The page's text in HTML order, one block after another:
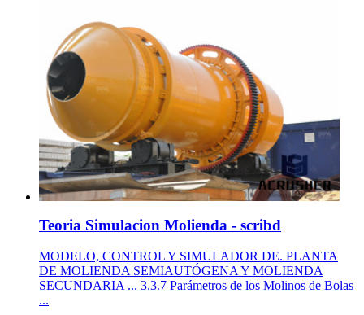
Teoria Simulacion Molienda - scribd
MODELO, CONTROL Y SIMULADOR DE. PLANTA
DE MOLIENDA SEMIAUTÓGENA Y MOLIENDA
SECUNDARIA ... 3.3.7 Parámetros de los Molinos de Bolas
...